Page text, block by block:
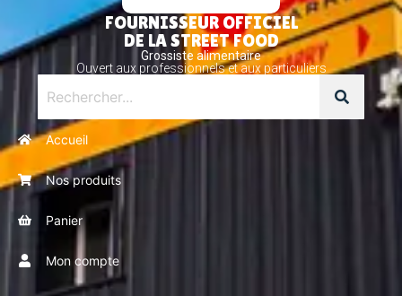
FOURNISSEUR OFFICIEL
DE LA STREET FOOD
Grossiste alimentaire
Ouvert aux professionnels et aux particuliers
Accueil
Nos produits
Panier
Mon compte